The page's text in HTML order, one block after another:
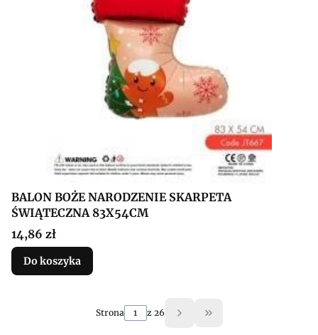
BALON BOŻE NARODZENIE SKARPETA
ŚWIĄTECZNA 83X54CM
Cena
14,86 zł
Do koszyka
Strona z 26 Przejdź do ostatniej